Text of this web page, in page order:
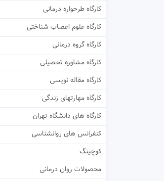
کارگاه طرحواره درمانی
کارگاه علوم اعصاب شناختی
کارگاه گروه درمانی
کارگاه مشاوره تحصیلی
کارگاه مقاله نویسی
کارگاه مهارتهای زندگی
کارگاه های دانشگاه تهران
کنفرانس های روانشناسی
کوچینگ
محصولات روان درمانی